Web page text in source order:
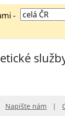
-
Napište nám |